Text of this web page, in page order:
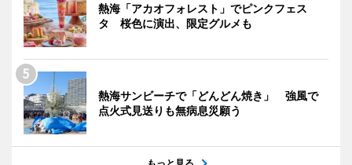
熱海「アカオフォレスト」でピンクフェス
タ 桜色に演出、限定グルメも
熱海サンビーチで「どんどん焼き」 強風で
点火式見送りも無病息災願う